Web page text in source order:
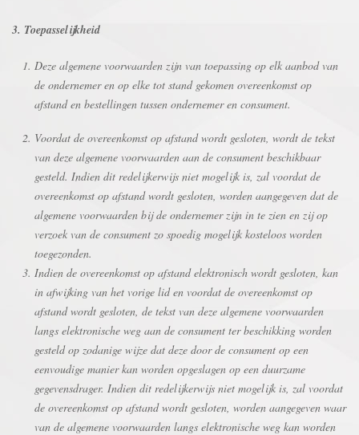
3. Toepasselijkheid
Deze algemene voorwaarden zijn van toepassing op elk aanbod van
de ondernemer en op elke tot stand gekomen overeenkomst op
afstand en bestellingen tussen ondernemer en consument.
Voordat de overeenkomst op afstand wordt gesloten, wordt de tekst
van deze algemene voorwaarden aan de consument beschikbaar
gesteld. Indien dit redelijkerwijs niet mogelijk is, zal voordat de
overeenkomst op afstand wordt gesloten, worden aangegeven dat de
algemene voorwaarden bij de ondernemer zijn in te zien en zij op
verzoek van de consument zo spoedig mogelijk kosteloos worden
toegezonden.
Indien de overeenkomst op afstand elektronisch wordt gesloten, kan
in afwijking van het vorige lid en voordat de overeenkomst op
afstand wordt gesloten, de tekst van deze algemene voorwaarden
langs elektronische weg aan de consument ter beschikking worden
gesteld op zodanige wijze dat deze door de consument op een
eenvoudige manier kan worden opgeslagen op een duurzame
gegevensdrager. Indien dit redelijkerwijs niet mogelijk is, zal voordat
de overeenkomst op afstand wordt gesloten, worden aangegeven waar
van de algemene voorwaarden langs elektronische weg kan worden